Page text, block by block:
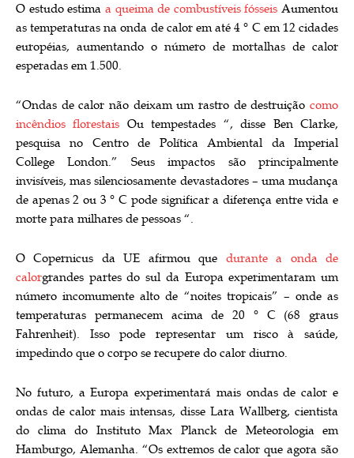
O estudo estima a queima de combustíveis fósseis Aumentou
as temperaturas na onda de calor em até 4 ° C em 12 cidades
européias, aumentando o número de mortalhas de calor
esperadas em 1.500.
“Ondas de calor não deixam um rastro de destruição como
incêndios florestais Ou tempestades “, disse Ben Clarke,
pesquisa no Centro de Política Ambiental da Imperial
College London.” Seus impactos são principalmente
invisíveis, mas silenciosamente devastadores – uma mudança
de apenas 2 ou 3 ° C pode significar a diferença entre vida e
morte para milhares de pessoas “.
O Copernicus da UE afirmou que durante a onda de
calorgrandes partes do sul da Europa experimentaram um
número incomumente alto de “noites tropicais” – onde as
temperaturas permanecem acima de 20 ° C (68 graus
Fahrenheit). Isso pode representar um risco à saúde,
impedindo que o corpo se recupere do calor diurno.
No futuro, a Europa experimentará mais ondas de calor e
ondas de calor mais intensas, disse Lara Wallberg, cientista
do clima do Instituto Max Planck de Meteorologia em
Hamburgo, Alemanha. “Os extremos de calor que agora são